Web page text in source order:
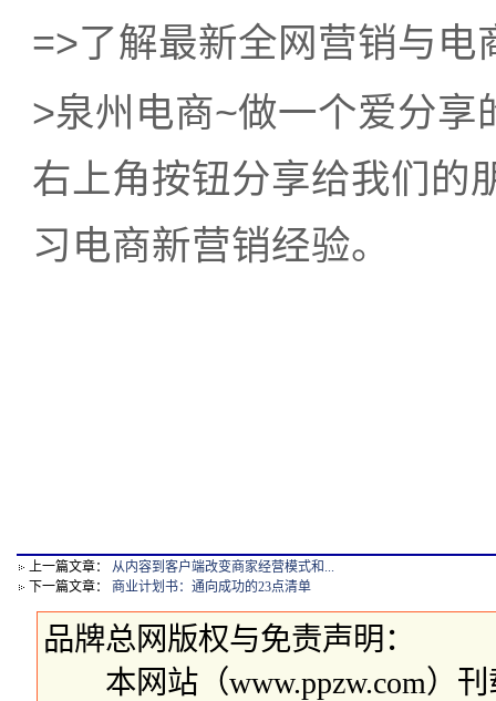
=>了解最新全网营销与电
>泉州电商~做一个爱分享
右上角按钮分享给我们的
习电商新营销经验。
上一篇文章： 从内容到客户端改变商家经营模式和...
下一篇文章： 商业计划书：通向成功的23点清单
品牌总网版权与免责声明：
本网站（www.ppzw.com）刊